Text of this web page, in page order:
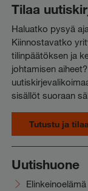
Tilaa
Haluatko pysyä
Kiinnostavatko
tilinpäätöksen ja
johtamisen
sisällöt suoraan
Tutustu ja
Uutishuone
Elinkeinoelämä